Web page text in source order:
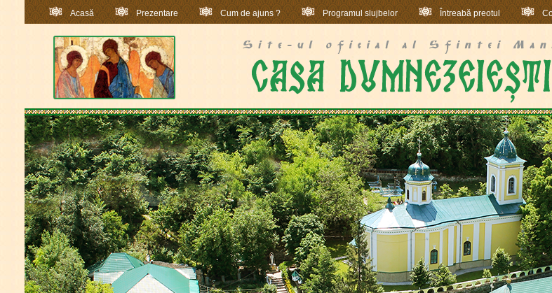
Acasă Prezentare Cum de ajuns ? Programul slujbelor Întreabă preotul